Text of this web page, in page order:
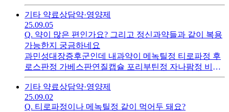
개인사업자 간이과세자로 했고 업종코드도 통신판매업
소매업으로 했습니다 근데 아버지께서 영세? 얘기를 꺼
내시는데 그건 아니죠? 잘한 건지 좀 헷갈려서 물어봅니
다소규모로 농산물 재배한 걸 판매하려고 함개인사업자
간이과세자 통신판매업소매업맞나요? 적합하게 한 거
맞나요?
기타 약료상담약·영양제
25.09.05
Q. 약이 많은 편인가요? 그리고 정신과약들과 같이 복용
가능한지 궁금하네요
과민성대장증후군인데 내과약이 메녹틸정 티로파정 후
로스판정 가베스판연질캡슐 포리부틴정 자나팜정 비오
플250캡슐 총 7알이거든요 약이 좀 많은 편인가요?그리
고 아리피졸 에프람 환인부스피론 베아파모정 저 내과약
들이랑 같이 복용 가능한가여?
기타 약료상담약·영양제
25.09.02
Q. 티로파정이나 메녹틸정 같이 먹어두 돼요?